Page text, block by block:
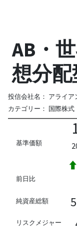
AB・
想分配
投信会社名： アライア
カテゴリー： 国際株式
基準価額
前日比
純資産総額
リスクメジャー